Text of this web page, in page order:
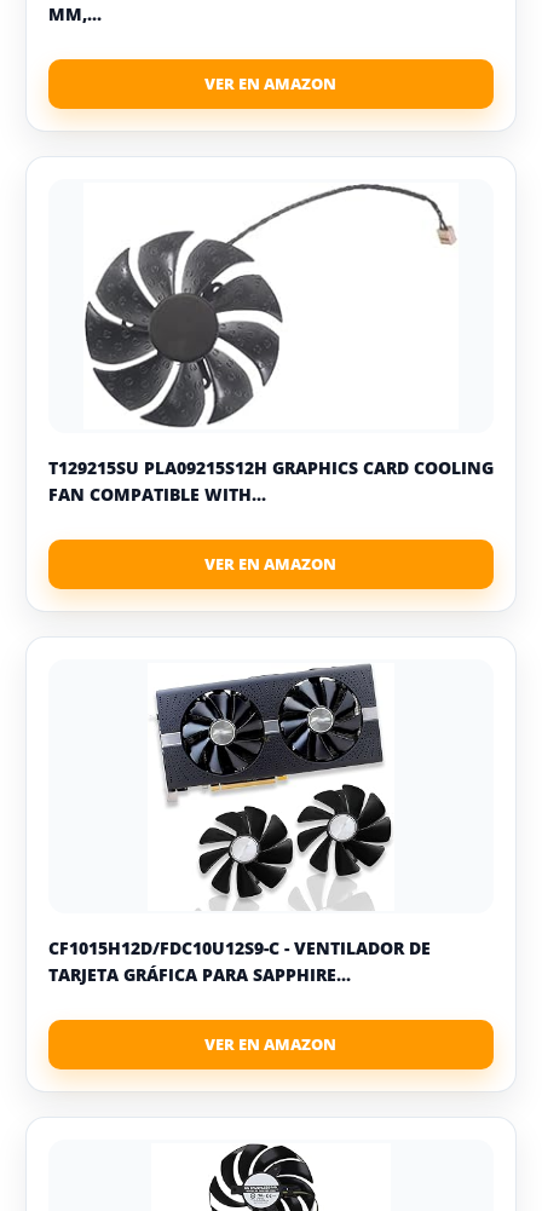
MM,...
T129215SU PLA09215S12H GRAPHICS CARD COOLING
FAN COMPATIBLE WITH...
CF1015H12D/FDC10U12S9-C - VENTILADOR DE
TARJETA GRÁFICA PARA SAPPHIRE...